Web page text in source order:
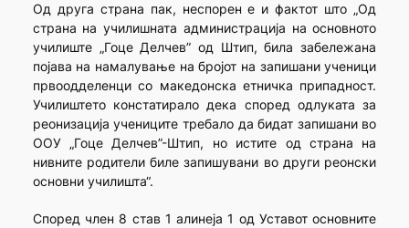
Од друга страна пак, неспорен е и фактот што „Од
страна на училишната администрација на основното
училиште „Гоце Делчев” од Штип, била забележана
појава на намалување на бројот на запишани ученици
првоодделенци со македонска етничка припадност.
Училиштето констатирало дека според одлуката за
реонизација учениците требало да бидат запишани во
ООУ „Гоце Делчев”-Штип, но истите од страна на
нивните родители биле запишувани во други реонски
основни училишта“.
Според член 8 став 1 алинеја 1 од Уставот основните